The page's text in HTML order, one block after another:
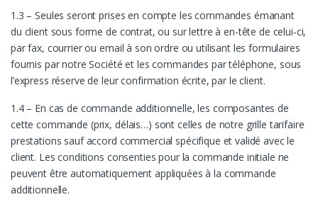
1.3 – Seules seront prises en compte les commandes émanant
du client sous forme de contrat, ou sur lettre à en-tête de celui-ci,
par fax, courrier ou email à son ordre ou utilisant les formulaires
fournis par notre Société et les commandes par téléphone, sous
l’express réserve de leur confirmation écrite, par le client.
1.4 – En cas de commande additionnelle, les composantes de
cette commande (prix, délais…) sont celles de notre grille tarifaire
prestations sauf accord commercial spécifique et validé avec le
client. Les conditions consenties pour la commande initiale ne
peuvent être automatiquement appliquées à la commande
additionnelle.